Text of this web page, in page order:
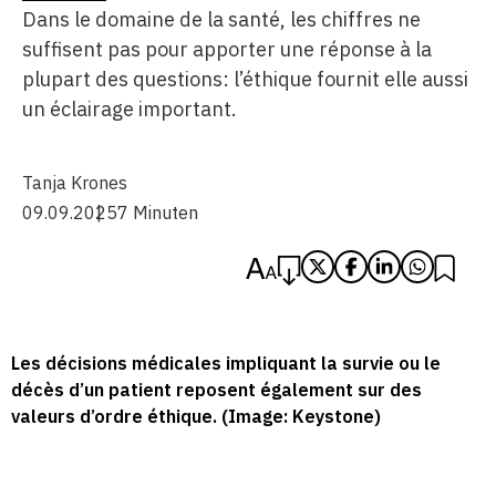
Dans le domaine de la santé, les chiffres ne
suffisent pas pour apporter une réponse à la
plupart des questions: l’éthique fournit elle aussi
un éclairage important.
Tanja Krones
09.09.20257 Minuten
Les décisions médicales impliquant la survie ou le
décès d’un patient reposent également sur des
valeurs d’ordre éthique. (Image: Keystone)